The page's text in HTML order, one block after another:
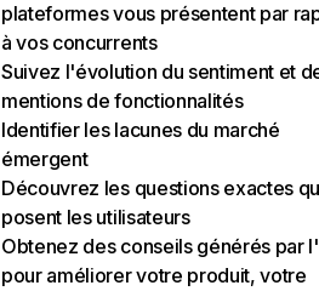
plateformes vous présentent par
à vos concurrents
Suivez l'évolution du sentiment et
mentions de fonctionnalités
Identifier les lacunes du marché
émergent
Découvrez les questions exactes
posent les utilisateurs
Obtenez des conseils générés par
pour améliorer votre produit, votre